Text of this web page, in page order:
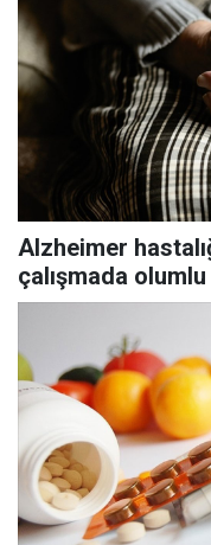
Alzheimer
çalışmada olumlu